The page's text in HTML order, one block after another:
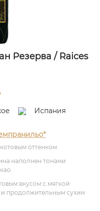
Резерва / Raices
Испания
оттенком.
наполнен тонами
вкусом с мягкой
и продолжительным сухим